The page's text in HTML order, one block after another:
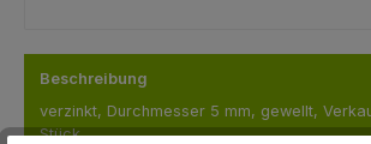
Beschreibung
verzinkt, Durchmesser 5 mm, gewellt,
Stück